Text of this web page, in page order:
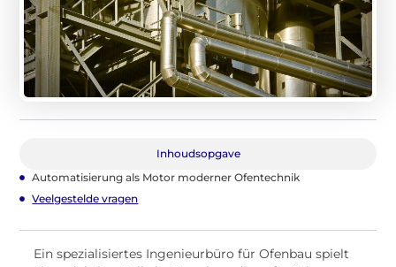
Inhoudsopgave
Automatisierung als Motor moderner Ofentechnik
Veelgestelde vragen
Ein spezialisiertes Ingenieurbüro für Ofenbau spielt